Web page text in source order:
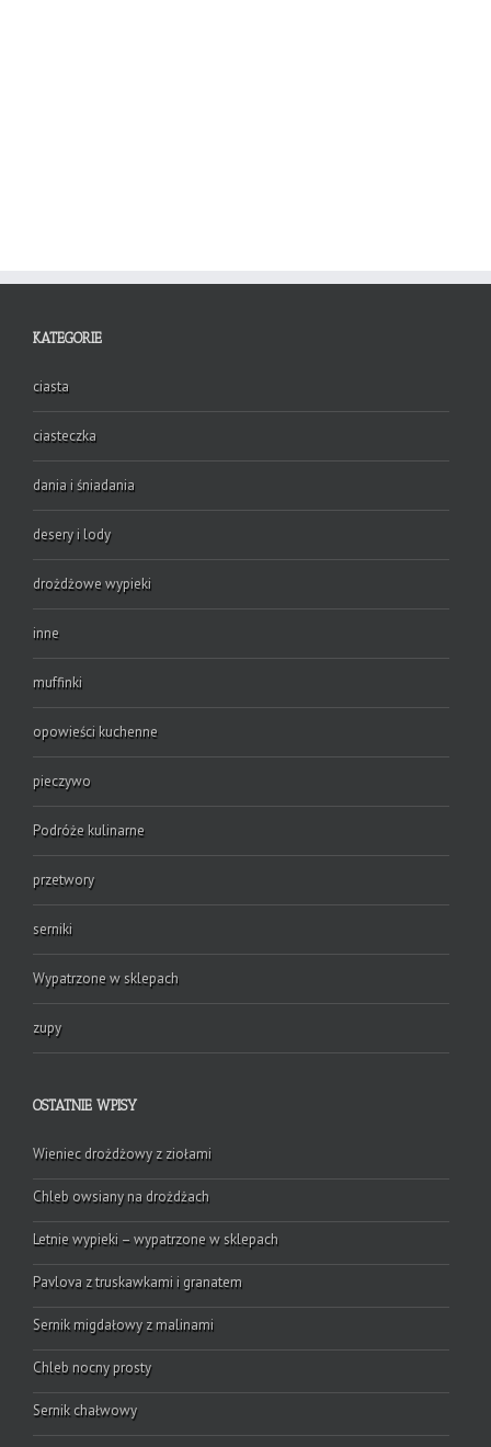
KATEGORIE
ciasta
ciasteczka
dania i śniadania
desery i lody
drożdżowe wypieki
inne
muffinki
opowieści kuchenne
pieczywo
Podróże kulinarne
przetwory
serniki
Wypatrzone w sklepach
zupy
OSTATNIE WPISY
Wieniec drożdżowy z ziołami
Chleb owsiany na drożdżach
Letnie wypieki – wypatrzone w sklepach
Pavlova z truskawkami i granatem
Sernik migdałowy z malinami
Chleb nocny prosty
Sernik chałwowy